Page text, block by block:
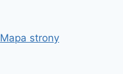
Mapa strony